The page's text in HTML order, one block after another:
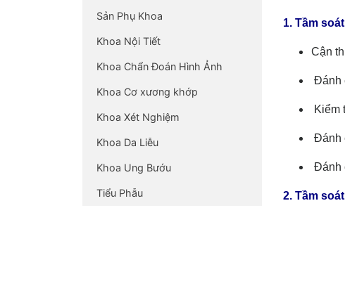
1. Tầm
Cận
Đánh
Kiểm
Đánh
Đánh
2. Tầm
Viêm
Sản Phụ Khoa
Khoa Nội Tiết
Khoa Chẩn Đoán Hình Ảnh
Khoa Cơ xương khớp
Khoa Xét Nghiệm
Khoa Da Liễu
Khoa Ung Bướu
Tiểu Phẫu